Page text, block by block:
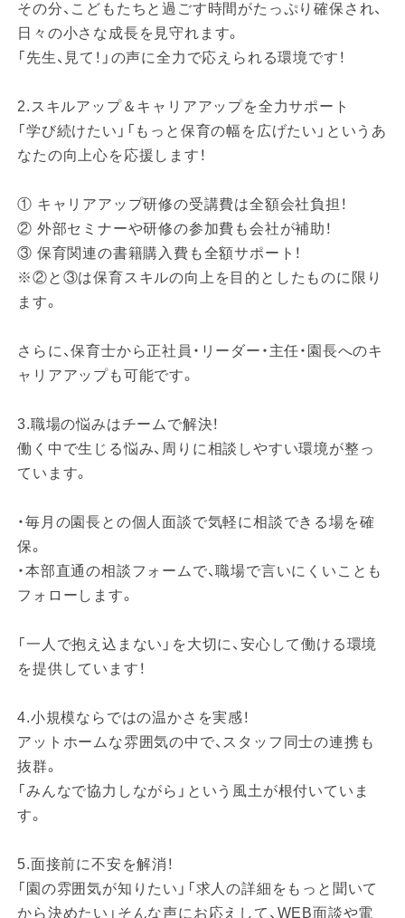
その分、こどもたちと過ごす時間がたっぷり確保され、
日々の小さな成長を見守れます。
「先生、見て！」の声に全力で応えられる環境です！
2.スキルアップ＆キャリアアップを全力サポート
「学び続けたい」「もっと保育の幅を広げたい」というあ
なたの向上心を応援します！
① キャリアアップ研修の受講費は全額会社負担！
② 外部セミナーや研修の参加費も会社が補助！
③ 保育関連の書籍購入費も全額サポート！
※②と③は保育スキルの向上を目的としたものに限り
ます。
さらに、保育士から正社員・リーダー・主任・園長へのキ
ャリアアップも可能です。
3.職場の悩みはチームで解決！
働く中で生じる悩み、周りに相談しやすい環境が整っ
ています。
・毎月の園長との個人面談で気軽に相談できる場を確
保。
・本部直通の相談フォームで、職場で言いにくいことも
フォローします。
「一人で抱え込まない」を大切に、安心して働ける環境
を提供しています！
4.小規模ならではの温かさを実感！
アットホームな雰囲気の中で、スタッフ同士の連携も
抜群。
「みんなで協力しながら」という風土が根付いていま
す。
5.面接前に不安を解消！
「園の雰囲気が知りたい」「求人の詳細をもっと聞いて
から決めたい」そんな声にお応えして、WEB面談や電